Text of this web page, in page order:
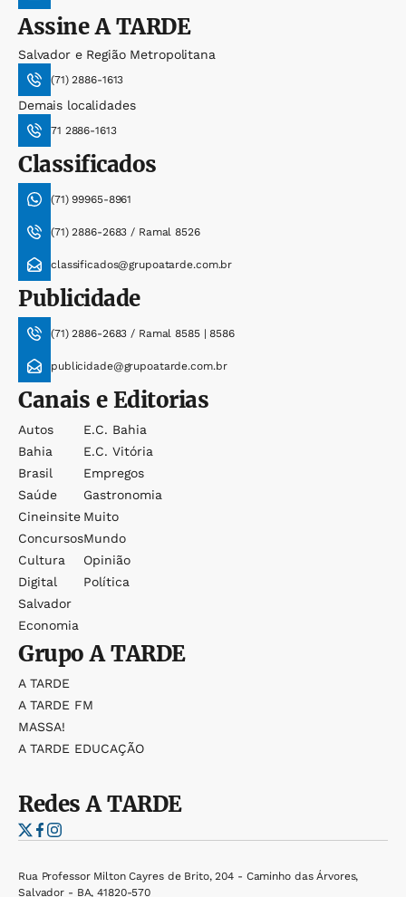
AssineA TARDE
Salvador e Região Metropolitana
(71) 2886-1613
Demais localidades
71 2886-1613
Classificados
(71) 99965-8961
(71) 2886-2683 / Ramal 8526
classificados@grupoatarde.com.br
Publicidade
(71) 2886-2683 / Ramal 8585 | 8586
publicidade@grupoatarde.com.br
Canais e Editorias
Autos
Bahia
Brasil
Saúde
Cineinsite
Concursos
Cultura
Digital
Salvador
Economia
E.c. Bahia
E.c. Vitória
Empregos
Gastronomia
Muito
Mundo
Opinião
Política
GrupoA TARDE
A TARDE
A TARDE FM
MASSA!
A TARDE EDUCAÇÃO
RedesA TARDE
Rua Professor Milton Cayres de Brito, 204 - Caminho das Árvores,
Salvador - BA, 41820-570